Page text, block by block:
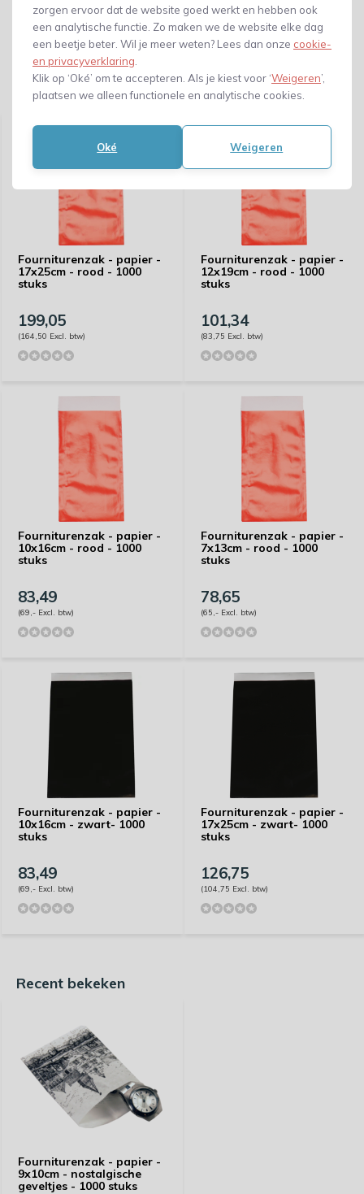
zorgen ervoor dat de website goed werkt en hebben ook
een analytische functie. Zo maken we de website elke dag
een beetje beter. Wil je meer weten? Lees dan onze cookie-
en privacyverklaring
Klik op ‘Oké’ om te accepteren. Als je kiest voor ‘Weigeren’,
plaatsen we alleen functionele en analytische cookies.
Oké Weigeren
Gerelateerde producten
Fourniturenzak - papier -
17x25cm - rood - 1000
stuks
199,05
(164,50 Excl. btw)
Fourniturenzak - papier -
12x19cm - rood - 1000
stuks
101,34
(83,75 Excl. btw)
Fourniturenzak - papier -
10x16cm - rood - 1000
stuks
83,49
(69,- Excl. btw)
Fourniturenzak - papier -
7x13cm - rood - 1000
stuks
78,65
(65,- Excl. btw)
Fourniturenzak - papier -
10x16cm - zwart- 1000
stuks
83,49
(69,- Excl. btw)
Fourniturenzak - papier -
17x25cm - zwart- 1000
stuks
126,75
(104,75 Excl. btw)
Recent bekeken
Fourniturenzak - papier -
9x10cm - nostalgische
geveltjes - 1000 stuks